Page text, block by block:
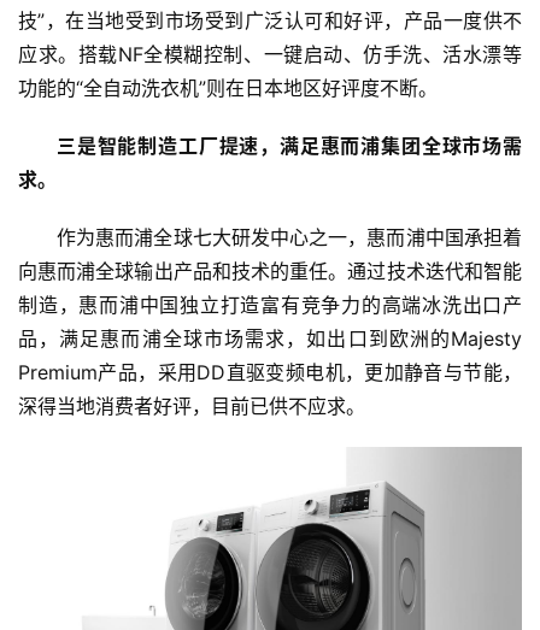
A
I
快
创
投
纪
数
说
技”，在当地受到市场受到广泛认可和好评，产品一度供不
应求。搭载NF全模糊控制、一键启动、仿手洗、活水漂等
功能的“全自动洗衣机”则在日本地区好评度不断。
三是智能制造工厂提速，满足惠而浦集团全球市场需
求。
作为惠而浦全球七大研发中心之一，惠而浦中国承担着
向惠而浦全球输出产品和技术的重任。通过技术迭代和智能
制造，惠而浦中国独立打造富有竞争力的高端冰洗出口产
品，满足惠而浦全球市场需求，如出口到欧洲的Majesty
Premium产品，采用DD直驱变频电机，更加静音与节能，
深得当地消费者好评，目前已供不应求。